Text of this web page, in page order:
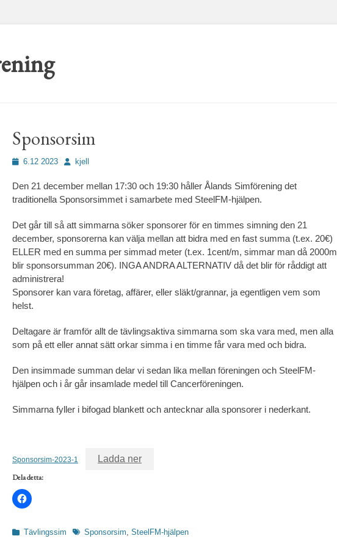
Sponsorsim
Publicerad
6.12 2023 Författare
kjell
Den 21 december mellan 17:30 och 19:30 håller Ålands Simförening det
traditionella Sponsorsimmet i samarbete med SteelFM-hjälpen.
Det går till så att simmarna söker sponsorer för en timmes simning den 21
december, sponsorerna kan välja mellan att bidra med en fast summa (t.ex. 20€)
ELLER med en summa per simmad meter (t.ex. 1cent/m, simmar man då 2000m
blir sponsorsumman 20€). INGA ANDRA ALTERNATIV då det blir för råddigt att
administrera!
Sponsorer kan vara företag, affärer, eller släkt/grannar, ja egentligen vem som
helst.
Deltagare är framför allt de tävlingsaktiva simmarna som ska vara med, men alla
som på ett eller annat sätt orkar simma i en timme får vara med och bidra.
Den insimmade summan delar vi sedan lika mellan föreningen och SteelFM-
hjälpen och i år går insamlade medel till Cancerföreningen.
Simmarna fyller i bifogad blankett och antecknar alla sponsorer i nederkant.
Sponsorsim-2023-1 Ladda ner
Dela detta:
Kategorier
Tävlingssim Etiketter
Sponsorsim, SteelFM-hjälpen